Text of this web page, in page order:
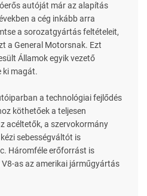
autóját már az alapítás
a cég inkább arra
a sorozatgyártás feltételeit,
a General Motorsnak. Ezt
Államok egyik vezető
ki magát.
a technológiai fejlődés
köthetőek a teljesen
acéltetők, a szervokormány
sebességváltót is
Háromféle erőforrást is
as az amerikai járműgyártás